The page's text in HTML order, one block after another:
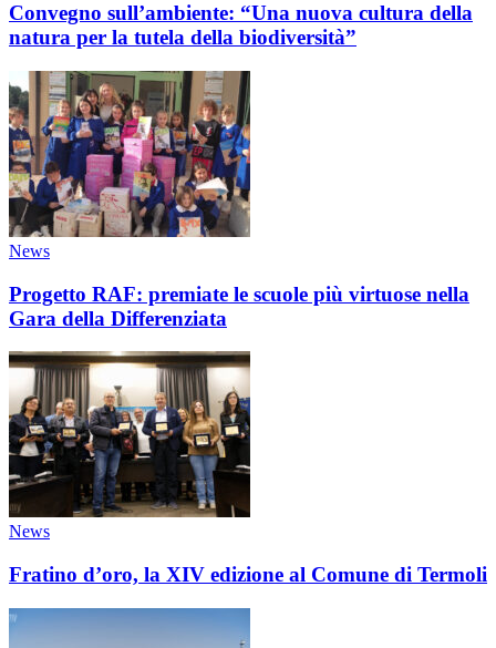
Convegno sull’ambiente: “Una nuova cultura della
natura per la tutela della biodiversità”
News
Progetto RAF: premiate le scuole più virtuose nella
Gara della Differenziata
News
Fratino d’oro, la XIV edizione al Comune di Termoli